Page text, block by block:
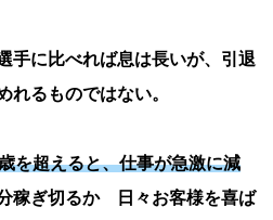
手に比べれば息は長いが、引退
れるものではない。
を超えると、仕事が急激に減
稼ぎ切るか 日々お客様を喜ば